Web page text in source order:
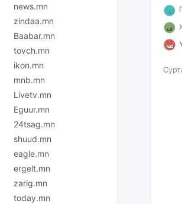
news.mn
zindaa.mn
Baabar.mn
tovch.mn
ikon.mn
mnb.mn
Livetv.mn
Eguur.mn
24tsag.mn
shuud.mn
eagle.mn
ergelt.mn
zarig.mn
today.mn